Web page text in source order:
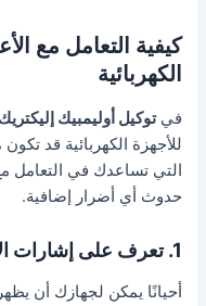
كيفية التعامل مع
الكهربائية
فيتوكيل أوليمبيك
للأجهزة الكهربائية قد
التي تساعدك في التعامل
حدوث أي أضرار إضافية.
1. تعرف على إشارات الأعطال المبكرة
أحيانًا يمكن لجهازك أن